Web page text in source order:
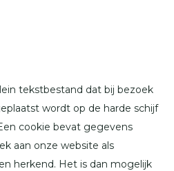
tekstbestand dat bij bezoek
wordt op de harde schijf
cookie bevat gegevens
aan onze website als
herkend. Het is dan mogelijk